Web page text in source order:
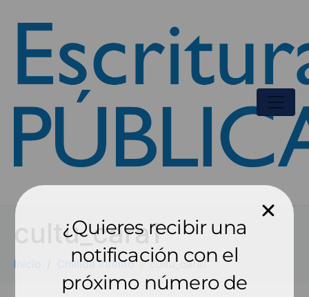
cultu_cara1
Inicio Chillida infinito cultu_cara1
¿Quieres recibir una
notificación con el
próximo número de